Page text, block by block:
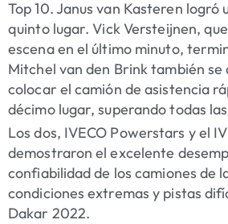
Top 10. Janus van Kasteren logró
quinto lugar. Vick Versteijnen,
escena en el último minuto,
Mitchel van den Brink también se
colocar el camión de asistencia
décimo lugar, superando todas
Los dos, IVECO Powerstars y el
demostraron el excelente
confiabilidad de los camiones de
condiciones extremas y pistas
Dakar 2022.